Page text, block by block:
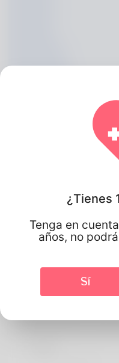
¿Tienes
Tenga en
años, no
Sí
Nicolas
Información de